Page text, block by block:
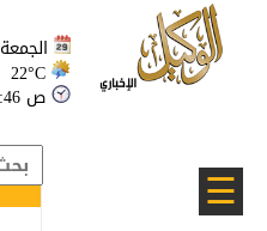
الجمعة 2026-08-07
22°C
01:46 ص
☰